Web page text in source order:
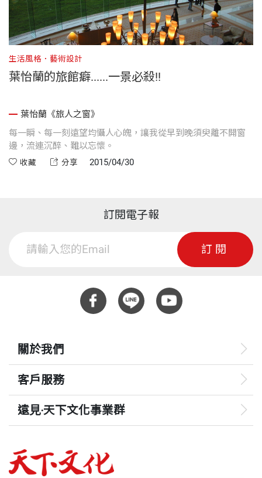
生活風格．藝術設計
葉怡蘭的旅館癖......一景必殺!!
葉怡蘭《旅人之窗》
每一瞬、每一刻遠望均懾人心魄，讓我從早到晚須臾離不開窗
邊，流連沉醉、難以忘懷。
收藏 分享 2015/04/30
訂閱電子報
訂閱
關於我們
客戶服務
遠見‧天下文化事業群
哈佛商業評論